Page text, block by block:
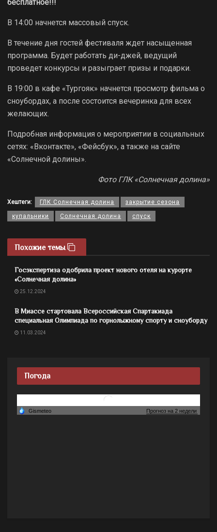
бесплатное!!!
В 14:00 начнется массовый спуск.
В течение дня гостей фестиваля ждет насыщенная
программа. Будет работать ди-джей, ведущий
проведет конкурсы и разыграет призы и подарки.
В 19:00 в кафе «Тургояк» начнется просмотр фильма о
сноубордах, а после состоится вечеринка для всех
желающих.
Подробная информация о мероприятии в социальных
сетях: «Вконтакте», «Фейсбук», а также на сайте
«Солнечной долины».
Фото ГЛК «Солнечная долина»
Хештеги: ГЛК Солнечная долина закрытие сезона
купальники Солнечная долина спуск
Похожие темы
Госэкспертиза одобрила проект нового отеля на курорте
«Солнечная долина»
25.12.2024
В Миассе стартовала Всероссийская Спартакиада
специальная Олимпиада по горнолыжному спорту и сноуборду
11.03.2024
Погода